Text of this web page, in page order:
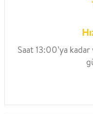
Saat 13:00’ya